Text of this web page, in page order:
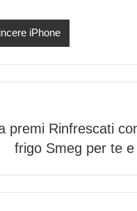
iPhone
premi Rinfrescati
frigo Smeg per te